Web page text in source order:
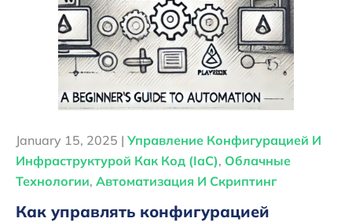
January 15, 2025 | Управление Конфигурацией И
Инфраструктурой Как Код (IaC), Облачные
Технологии, Автоматизация И Скриптинг
Как управлять конфигурацией